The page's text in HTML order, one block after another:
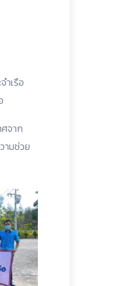
ำเรือ
จาก
ามช่วย